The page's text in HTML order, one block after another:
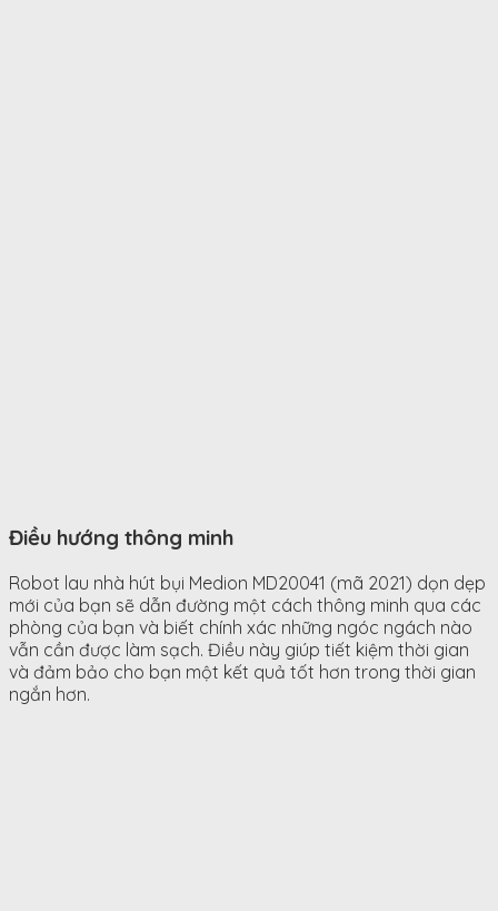
Điều hướng thông minh
Robot lau nhà hút bụi Medion MD20041 (mã 2021) dọn dẹp
mới của bạn sẽ dẫn đường một cách thông minh qua các
phòng của bạn và biết chính xác những ngóc ngách nào
vẫn cần được làm sạch. Điều này giúp tiết kiệm thời gian
và đảm bảo cho bạn một kết quả tốt hơn trong thời gian
ngắn hơn.